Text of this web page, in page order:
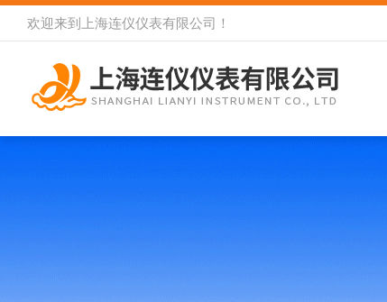
欢迎来到 上海连仪仪表有限公司 ！